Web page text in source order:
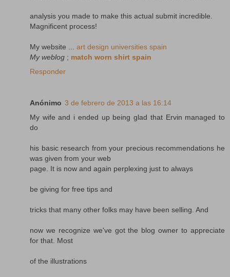
analysis you made to make this actual submit incredible.
Magnificent process!
My website ... art design universities spain
My weblog ; match worn shirt spain
Responder
Anónimo 3 de febrero de 2013 a las 16:14
My wife and i ended up being glad that Ervin managed to
do
his basic research from your precious recommendations he
was given from your web
page. It is now and again perplexing just to always
be giving for free tips and
tricks that many other folks may have been selling. And
now we recognize we've got the blog owner to appreciate
for that. Most
of the illustrations